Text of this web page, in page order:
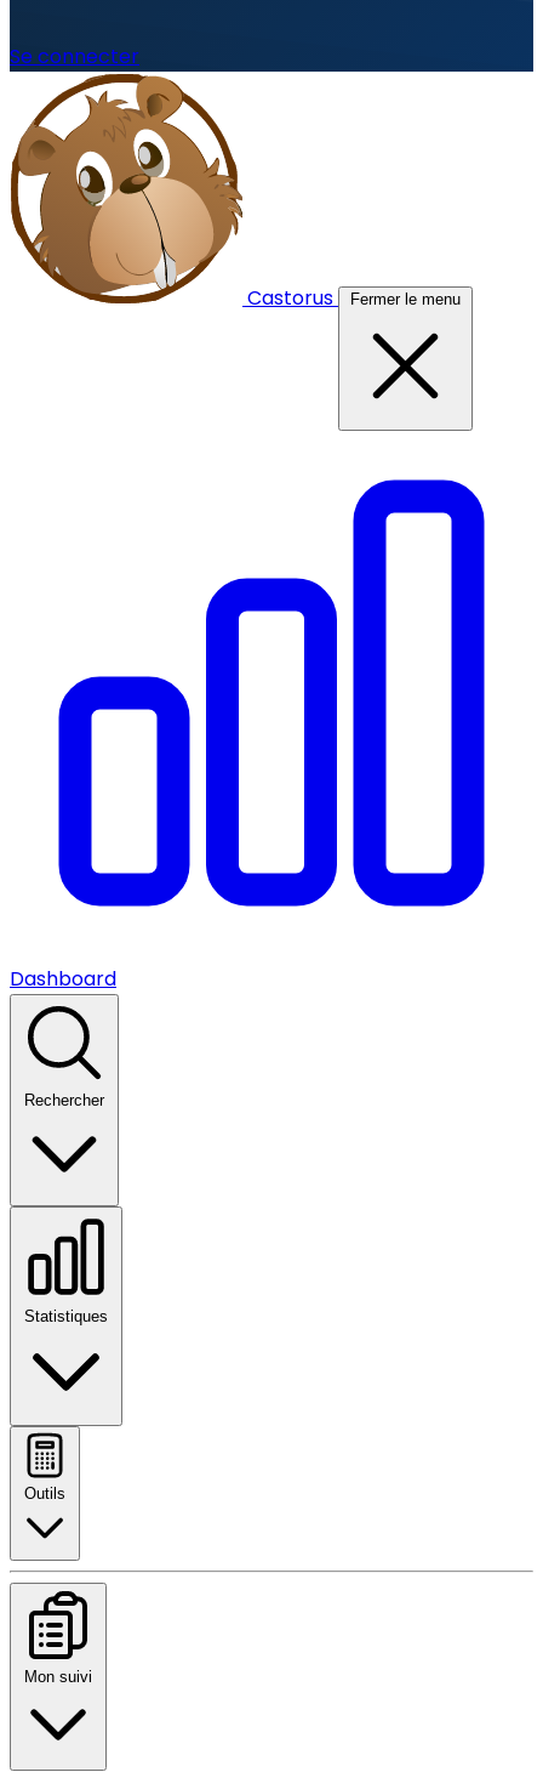
Se connecter
Castorus Fermer le menu
Dashboard
Rechercher
Statistiques
Outils
Mon suivi